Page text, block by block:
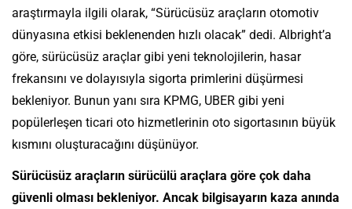
araştırmayla ilgili olarak, “Sürücüsüz araçların otomotiv
dünyasına etkisi beklenenden hızlı olacak” dedi. Albright’a
göre, sürücüsüz araçlar gibi yeni teknolojilerin, hasar
frekansını ve dolayısıyla sigorta primlerini düşürmesi
bekleniyor. Bunun yanı sıra KPMG, UBER gibi yeni
popülerleşen ticari oto hizmetlerinin oto sigortasının büyük
kısmını oluşturacağını düşünüyor.
Sürücüsüz araçların sürücülü araçlara göre çok daha
güvenli olması bekleniyor. Ancak bilgisayarın kaza anında